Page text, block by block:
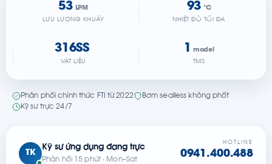
53 LPM
LƯU LƯỢNG KHUẤY
93 °C
NHIỆT ĐỘ TỐI ĐA
316SS
VẬT LIỆU
1 model
TMS
Phân phối chính thức FTI từ 2022
Bơm sealless không phốt
Kỹ sư trực 24/7
TK
Kỹ sư ứng dụng đang trực
Phản hồi 15 phút · Mon–Sat
HOTLINE
0941.400.488